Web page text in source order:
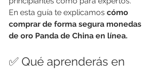
En esta guía te explicamos cómo
comprar de forma segura monedas
de oro Panda de China en línea.
✅ Qué aprenderás en